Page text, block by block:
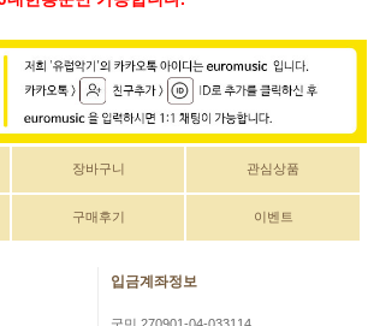
장바구니 관심상품
구매후기 이벤트
입금계좌정보